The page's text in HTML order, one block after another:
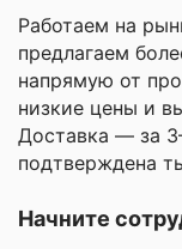
Работаем на
предлагаем
напрямую от
низкие цены и
Доставка — за
подтверждена
Начните